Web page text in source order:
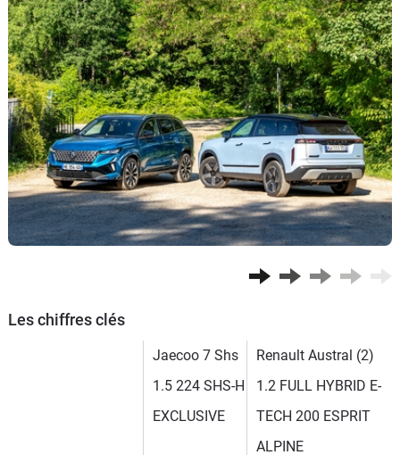
Marques
Les chiffres clés
Jaecoo 7 Shs
1.5 224 SHS-H
EXCLUSIVE
Renault Austral (2)
1.2 FULL HYBRID E-
TECH 200 ESPRIT
ALPINE